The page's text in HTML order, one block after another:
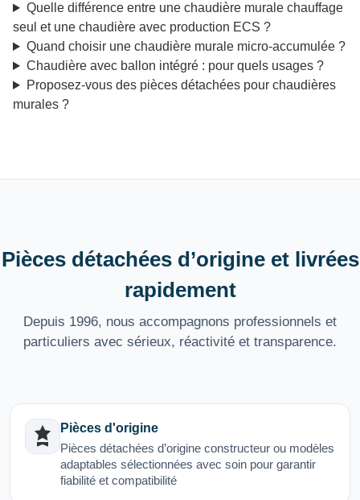
Quelle différence entre une chaudière murale chauffage
seul et une chaudière avec production ECS ?
Quand choisir une chaudière murale micro-accumulée ?
Chaudière avec ballon intégré : pour quels usages ?
Proposez-vous des pièces détachées pour chaudières
murales ?
Pièces détachées d’origine et livrées
rapidement
Depuis 1996, nous accompagnons professionnels et
particuliers avec sérieux, réactivité et transparence.
Pièces d'origine
Pièces détachées d’origine constructeur ou modèles
adaptables sélectionnées avec soin pour garantir
fiabilité et compatibilité